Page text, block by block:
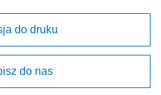
do druku
do nas